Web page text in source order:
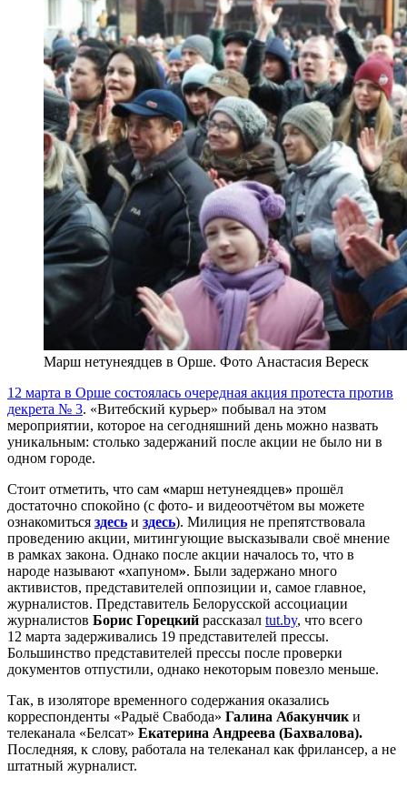
Марш нетунеядцев в Орше. Фото Анастасия Вереск
12 марта в Орше состоялась очередная акция протеста против
декрета № 3. «Витебский курьер» побывал на этом
мероприятии, которое на сегодняшний день можно назвать
уникальным: столько задержаний после акции не было ни в
одном городе.
Стоит отметить, что сам «марш нетунеядцев» прошёл
достаточно спокойно (с фото- и видеоотчётом вы можете
ознакомиться здесь и здесь). Милиция не препятствовала
проведению акции, митингующие высказывали своё мнение
в рамках закона. Однако после акции началось то, что в
народе называют «хапуном». Были задержано много
активистов, представителей оппозиции и, самое главное,
журналистов. Представитель Белорусской ассоциации
журналистов Борис Горецкий рассказал tut.by, что всего
12 марта задерживались 19 представителей прессы.
Большинство представителей прессы после проверки
документов отпустили, однако некоторым повезло меньше.
Так, в изоляторе временного содержания оказались
корреспонденты «Радыё Свабода» Галина Абакунчик и
телеканала «Белсат» Екатерина Андреева (Бахвалова).
Последняя, к слову, работала на телеканал как фрилансер, а не
штатный журналист.